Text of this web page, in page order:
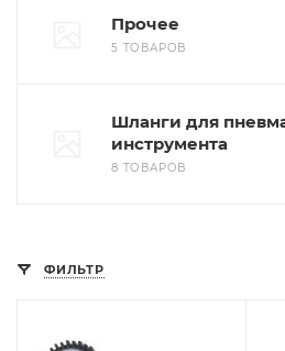
Прочее
5 ТОВАРОВ
Шланги для
инструмента
8 ТОВАРОВ
ФИЛЬТР